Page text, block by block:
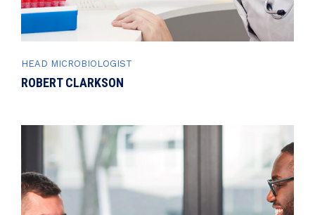
HEAD MICROBIOLOGIST
ROBERT CLARKSON